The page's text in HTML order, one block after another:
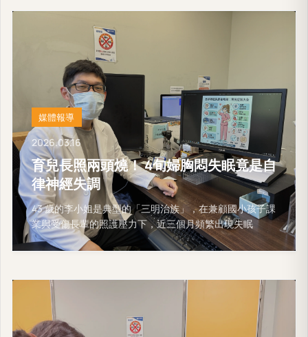
媒體報導
2026.03.16
育兒長照兩頭燒！ 4旬婦胸悶失眠竟是自
律神經失調
43 歲的李小姐是典型的「三明治族」，在兼顧國小孩子課
業與受傷長輩的照護壓力下，近三個月頻繁出現失眠